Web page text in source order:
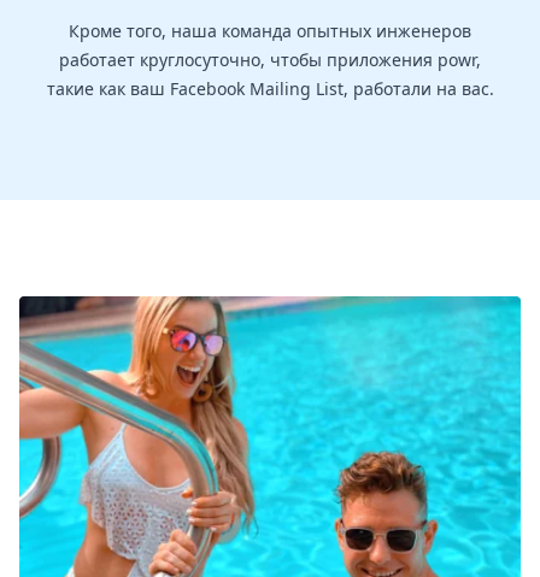
Кроме того, наша команда опытных инженеров
работает круглосуточно, чтобы приложения powr,
такие как ваш Facebook Mailing List, работали на вас.